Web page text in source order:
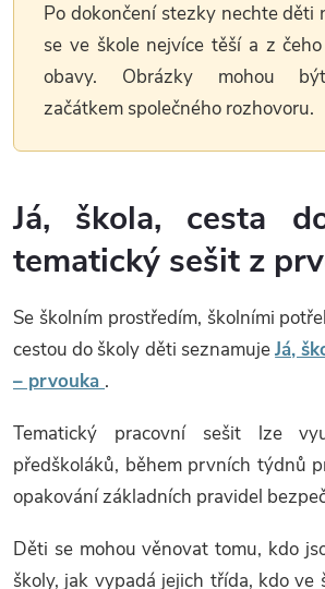
Po dokončení stezky nechte děti
se ve škole nejvíce těší a z
obavy. Obrázky mohou
začátkem společného rozhovoru.
Já, škola, cesta
tematický sešit z
Se školním prostředím, školními
cestou do školy děti seznamujeJá,
– prvouka .
Tematický pracovní sešit lze
předškoláků, během prvních týdnů
opakování základních pravidel
Děti se mohou věnovat tomu, kdo
školy, jak vypadá jejich třída, kdo ve